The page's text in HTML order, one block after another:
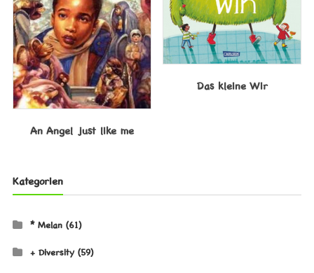
An Angel just like me
Das kleine Wir
Kategorien
* Melan (61)
+ Diversity (59)